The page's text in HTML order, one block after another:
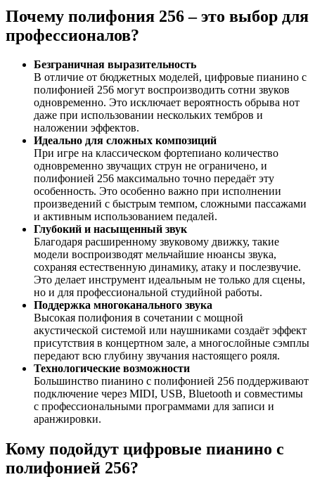
Почему полифония 256 – это выбор для
профессионалов?
Безграничная выразительность
В отличие от бюджетных моделей, цифровые пианино с
полифонией 256 могут воспроизводить сотни звуков
одновременно. Это исключает вероятность обрыва нот
даже при использовании нескольких тембров и
наложении эффектов.
Идеально для сложных композиций
При игре на классическом фортепиано количество
одновременно звучащих струн не ограничено, и
полифонией 256 максимально точно передаёт эту
особенность. Это особенно важно при исполнении
произведений с быстрым темпом, сложными пассажами
и активным использованием педалей.
Глубокий и насыщенный звук
Благодаря расширенному звуковому движку, такие
модели воспроизводят мельчайшие нюансы звука,
сохраняя естественную динамику, атаку и послезвучие.
Это делает инструмент идеальным не только для сцены,
но и для профессиональной студийной работы.
Поддержка многоканального звука
Высокая полифония в сочетании с мощной
акустической системой или наушниками создаёт эффект
присутствия в концертном зале, а многослойные сэмплы
передают всю глубину звучания настоящего рояля.
Технологические возможности
Большинство пианино с полифонией 256 поддерживают
подключение через MIDI, USB, Bluetooth и совместимы
с профессиональными программами для записи и
аранжировки.
Кому подойдут цифровые пианино с
полифонией 256?